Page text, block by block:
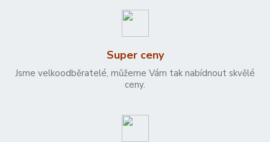
Super ceny
Jsme velkoodběratelé, můžeme Vám tak nabídnout skvělé
ceny.